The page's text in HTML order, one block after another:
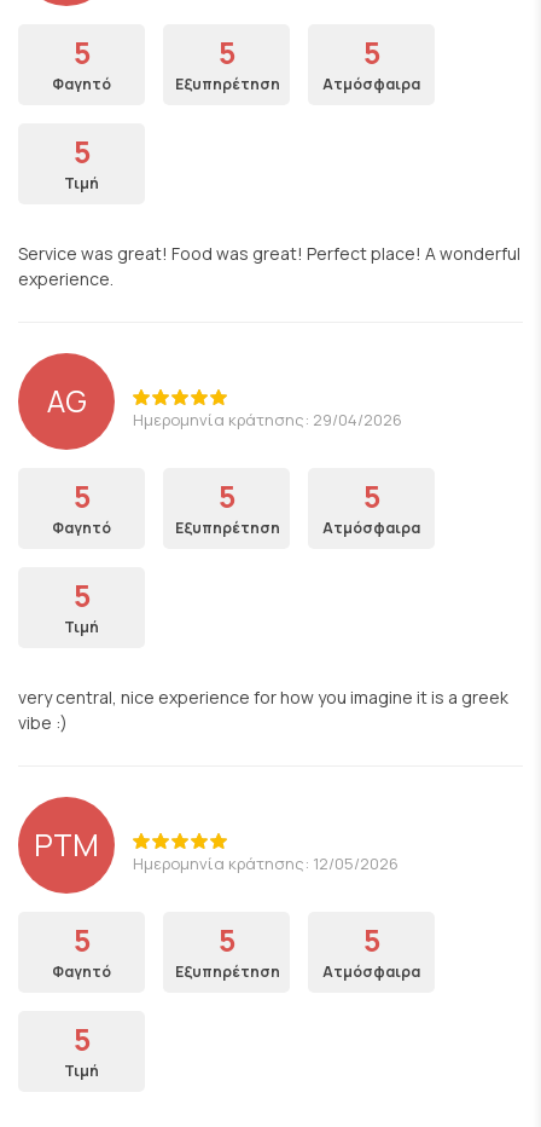
5
Φαγητό
5
Εξυπηρέτηση
5
Ατμόσφαιρα
5
Τιμή
Service was great! Food was great! Perfect place! A wonderful
experience.
AG Ημερομηνία κράτησης: 29/04/2026
5
Φαγητό
5
Εξυπηρέτηση
5
Ατμόσφαιρα
5
Τιμή
very central, nice experience for how you imagine it is a greek
vibe :)
PTM Ημερομηνία κράτησης: 12/05/2026
5
Φαγητό
5
Εξυπηρέτηση
5
Ατμόσφαιρα
5
Τιμή